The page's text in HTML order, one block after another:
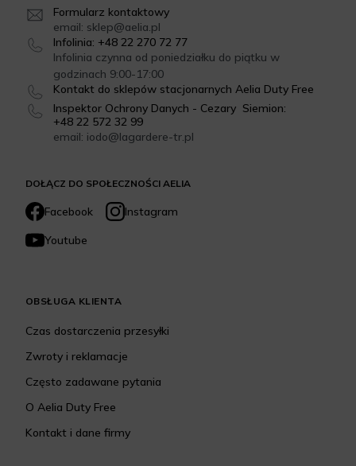
DOŁĄCZ DO SPOŁECZNOŚCI AELIA
Facebook
Instagram
Youtube
Formularz kontaktowy
email: sklep@aelia.pl
Infolinia: +48 22 270 72 77
Infolinia czynna od poniedziałku do piątku w
godzinach 9:00-17:00
Kontakt do sklepów stacjonarnych Aelia Duty Free
Inspektor Ochrony Danych - Cezary Siemion:
+48 22 572 32 99
email: iodo@lagardere-tr.pl
OBSŁUGA KLIENTA
Czas dostarczenia przesyłki
Zwroty i reklamacje
Często zadawane pytania
O Aelia Duty Free
Kontakt i dane firmy